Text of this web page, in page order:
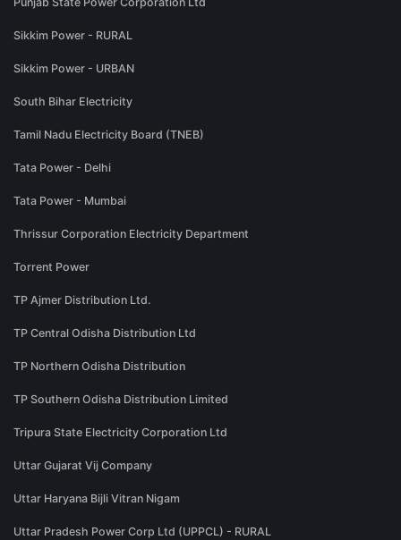
Sikkim Power - RURAL
Sikkim Power - URBAN
South Bihar Electricity
Tamil Nadu Electricity Board (TNEB)
Tata Power - Delhi
Tata Power - Mumbai
Thrissur Corporation Electricity Department
Torrent Power
TP Ajmer Distribution Ltd.
TP Central Odisha Distribution Ltd
TP Northern Odisha Distribution
TP Southern Odisha Distribution Limited
Tripura State Electricity Corporation Ltd
Uttar Gujarat Vij Company
Uttar Haryana Bijli Vitran Nigam
Uttar Pradesh Power Corp Ltd (UPPCL) - RURAL